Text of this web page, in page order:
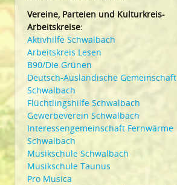
Vereine, Parteien und Kulturkreis-
Arbeitskreise:
Aktivhilfe Schwalbach
Arbeitskreis Lesen
B90/Die Grünen
Deutsch-Ausländische Gemeinschaft
Schwalbach
Flüchtlingshilfe Schwalbach
Gewerbeverein Schwalbach
Interessengemeinschaft Fernwärme
Schwalbach
Musikschule Schwalbach
Musikschule Taunus
Pro Musica